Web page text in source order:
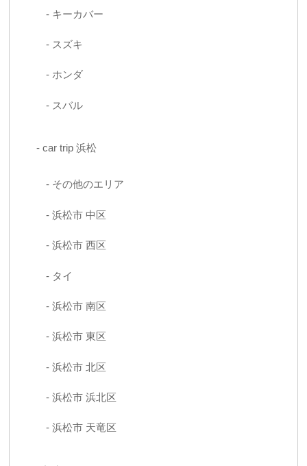
キーカバー
スズキ
ホンダ
スバル
car trip 浜松
その他のエリア
浜松市 中区
浜松市 西区
タイ
浜松市 南区
浜松市 東区
浜松市 北区
浜松市 浜北区
浜松市 天竜区